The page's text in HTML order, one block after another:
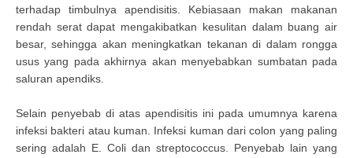
terhadap timbulnya apendisitis. Kebiasaan makan makanan
rendah serat dapat mengakibatkan kesulitan dalam buang air
besar, sehingga akan meningkatkan tekanan di dalam rongga
usus yang pada akhirnya akan menyebabkan sumbatan pada
saluran apendiks.
Selain penyebab di atas apendisitis ini pada umumnya karena
infeksi bakteri atau kuman. Infeksi kuman dari colon yang paling
sering adalah E. Coli dan streptococcus. Penyebab lain yang